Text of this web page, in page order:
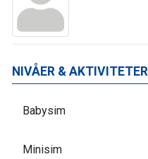
NIVÅER & AKTIVITETER
Babysim
Minisim